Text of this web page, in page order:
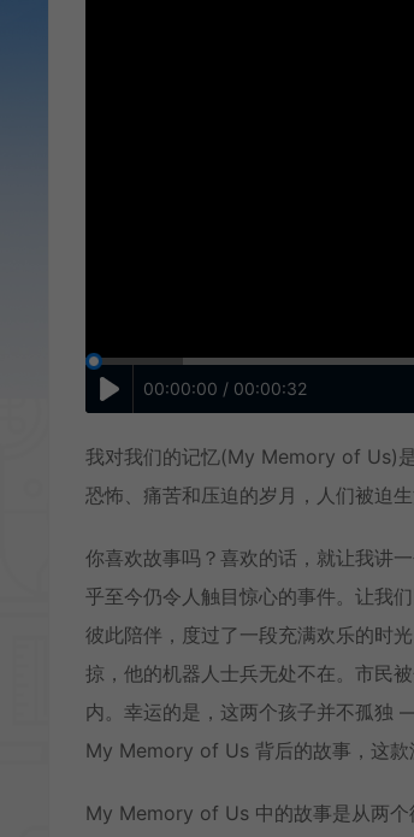
00:00:00 / 00:00:32
我对我们的记忆(My Memory of Us)
恐怖、痛苦和压迫的岁月，人们被迫
你喜欢故事吗？喜欢的话，就让我讲
乎至今仍令人触目惊心的事件。让我
彼此陪伴，度过了一段充满欢乐的时
掠，他的机器人士兵无处不在。市民
内。幸运的是，这两个孩子并不孤独
My Memory of Us 背后的故事，这款
My Memory of Us 中的故事是从两